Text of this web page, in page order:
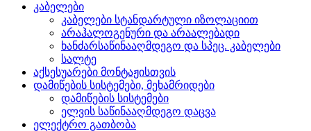
კაბელები
კაბელები სტანდარტული იზოლაციით
არაჰალოგენური და არაალებადი
ხანძარსაწინააღმდეგო და სპეც. კაბელები
სალტე
აქსესუარები მონტაჟისთვის
დამიწების სისტემები, მეხამრიდები
დამიწების სისტემები
ელვის საწინააღმდეგო დაცვა
ელექტრო გათბობა